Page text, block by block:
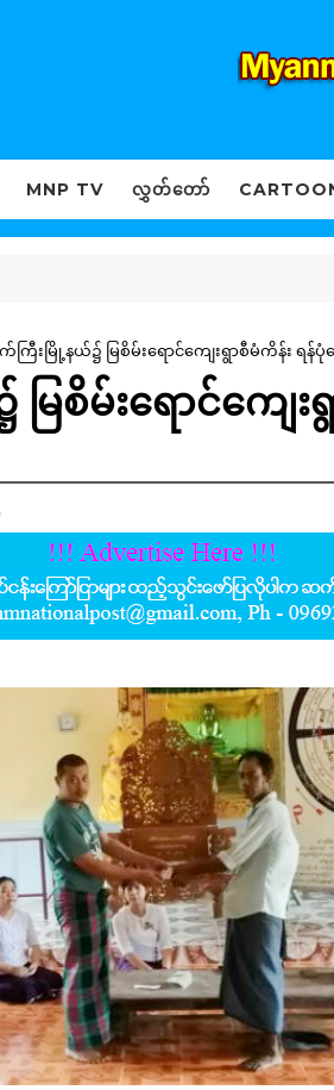
MNP TV လွှတ်တော်
ြီးမြို့နယ်၌ မြစိမ်းရောင်ကျေးရွာစီမံကိန်း ရန်ပုံ
စိမ်းရောင်ကျေး